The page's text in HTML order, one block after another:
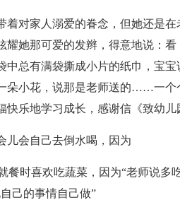
着对家人溺爱的眷念，但她还是
耀她那可爱的发辫，得意地说：
中总有满袋撕成小片的纸巾，宝
朵小花，说那是老师送的……一个
快乐地学习成长，感谢信《致幼儿
儿会自己去倒水喝，因为
餐时喜欢吃蔬菜，因为“老师说多
己的事情自己做”